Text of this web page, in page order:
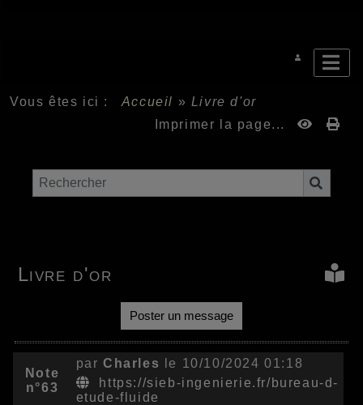
Vous êtes ici : Accueil » Livre d'or
Imprimer la page...
Livre d'or
Poster un message
Note
n°63
par Charles
le 10/10/2024 01:18
https://sieb-ingenierie.fr/bureau-d-
etude-fluide